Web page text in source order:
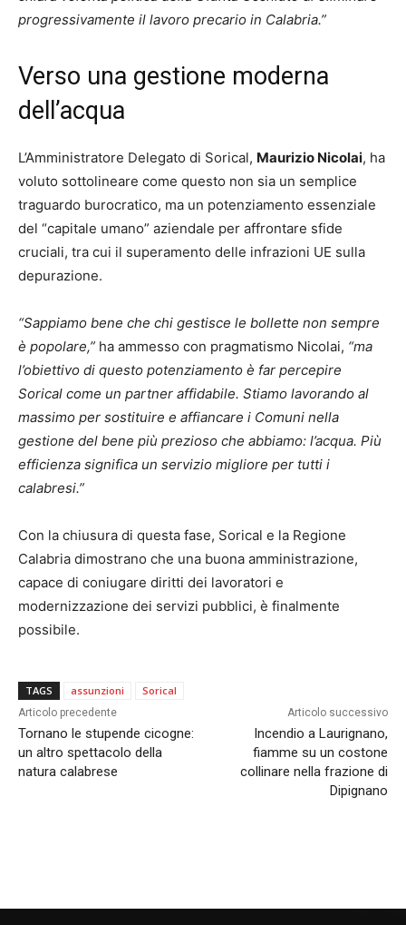
progressivamente il lavoro precario in Calabria.”
Verso una gestione moderna
dell’acqua
L’Amministratore Delegato di Sorical, Maurizio Nicolai, ha
voluto sottolineare come questo non sia un semplice
traguardo burocratico, ma un potenziamento essenziale
del “capitale umano” aziendale per affrontare sfide
cruciali, tra cui il superamento delle infrazioni UE sulla
depurazione.
“Sappiamo bene che chi gestisce le bollette non sempre
è popolare,” ha ammesso con pragmatismo Nicolai, “ma
l’obiettivo di questo potenziamento è far percepire
Sorical come un partner affidabile. Stiamo lavorando al
massimo per sostituire e affiancare i Comuni nella
gestione del bene più prezioso che abbiamo: l’acqua. Più
efficienza significa un servizio migliore per tutti i
calabresi.”
Con la chiusura di questa fase, Sorical e la Regione
Calabria dimostrano che una buona amministrazione,
capace di coniugare diritti dei lavoratori e
modernizzazione dei servizi pubblici, è finalmente
possibile.
TAGS assunzioni Sorical
Articolo precedente
Tornano le stupende cicogne:
un altro spettacolo della
natura calabrese
Articolo successivo
Incendio a Laurignano,
fiamme su un costone
collinare nella frazione di
Dipignano